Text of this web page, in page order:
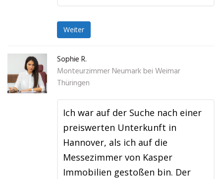
Weiter
Sophie R.
Monteurzimmer Neumark bei Weimar
Thüringen
Ich war auf der Suche nach einer
preiswerten Unterkunft in
Hannover, als ich auf die
Messezimmer von Kasper
Immobilien gestoßen bin. Der